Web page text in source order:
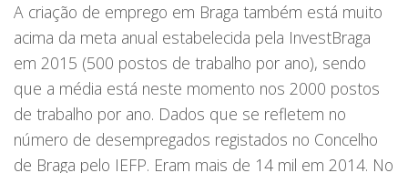
A criação de emprego em Braga também está muito
acima da meta anual estabelecida pela InvestBraga
em 2015 (500 postos de trabalho por ano), sendo
que a média está neste momento nos 2000 postos
de trabalho por ano. Dados que se refletem no
número de desempregados registados no Concelho
de Braga pelo IEFP. Eram mais de 14 mil em 2014. No